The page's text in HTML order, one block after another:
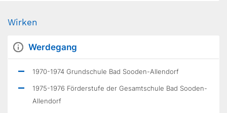
Wirken
Werdegang
1970-1974 Grundschule Bad Sooden-Allendorf
1975-1976 Förderstufe der Gesamtschule Bad Sooden-
Allendorf